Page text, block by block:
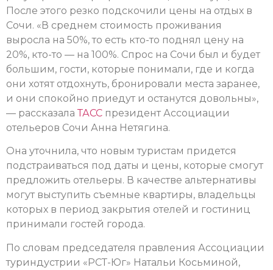
После этого резко подскочили цены на отдых в
Сочи. «В среднем стоимость проживания
выросла на 50%, то есть кто-то поднял цену на
20%, кто-то — на 100%. Спрос на Сочи был и будет
большим, гости, которые понимали, где и когда
они хотят отдохнуть, бронировали места заранее,
и они спокойно приедут и останутся довольны»,
— рассказала ТАСС президент Ассоциации
отельеров Сочи Анна Нетягина.
Она уточнила, что новым туристам придется
подстраиваться под даты и цены, которые смогут
предложить отельеры. В качестве альтернативы
могут выступить съемные квартиры, владельцы
которых в период закрытия отелей и гостиниц
принимали гостей города.
По словам председателя правления Ассоциации
туриндустрии «РСТ-Юг» Натальи Косьминой,